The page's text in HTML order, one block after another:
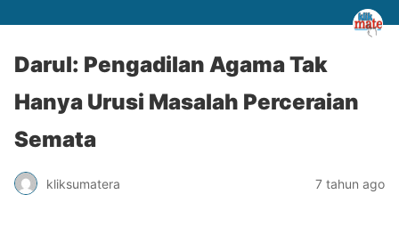
Darul: Pengadilan Agama Tak
Hanya Urusi Masalah Perceraian
Semata
kliksumatera 7 tahun ago